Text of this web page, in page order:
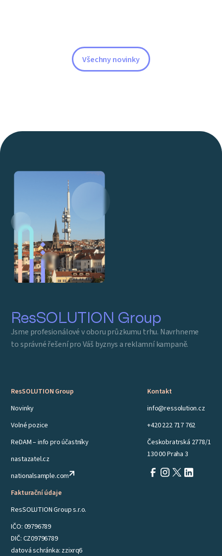
Všechny novinky
ResSOLUTION Group
Jsme profesionálové v oboru průzkumu trhu. Navrhneme
to správné řešení pro Váš byznys a reklamní kampaně.
ResSOLUTION Group
Novinky
Volné pozice
ReDAM – info pro účastníky
nastazatel.cz
nationalsample.com
Kontakt
info@ressolution.cz
+420 222 717 762
Českobratrská 2778/1
130 00 Praha 3
Fakturační údaje
ResSOLUTION Group s.r.o.
IČO: 09796789
DIČ: CZ09796789
datová schránka: zzixrq6